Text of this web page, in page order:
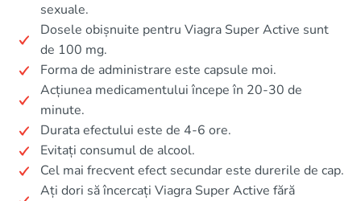
sexuale.
Dosele obișnuite pentru Viagra Super Active sunt
de 100 mg.
Forma de administrare este capsule moi.
Acțiunea medicamentului începe în 20-30 de
minute.
Durata efectului este de 4-6 ore.
Evitați consumul de alcool.
Cel mai frecvent efect secundar este durerile de cap.
Ați dori să încercați Viagra Super Active fără